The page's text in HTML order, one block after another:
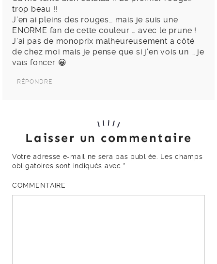
trop beau !!
J’en ai pleins des rouges… mais je suis une
ENORME fan de cette couleur … avec le prune !
J’ai pas de monoprix malheureusement a côté
de chez moi mais je pense que si j’en vois un … je
vais foncer 😀
RÉPONDRE
Laisser un commentaire
Votre adresse e-mail ne sera pas publiée.
Les champs
obligatoires sont indiqués avec *
COMMENTAIRE